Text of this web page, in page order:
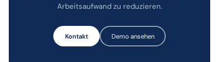
Arbeitsaufwand zu reduzieren.
Kontakt Demo ansehen